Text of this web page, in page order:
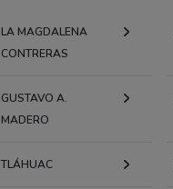
LA MAGDALENA
CONTRERAS
GUSTAVO A.
MADERO
TLÁHUAC